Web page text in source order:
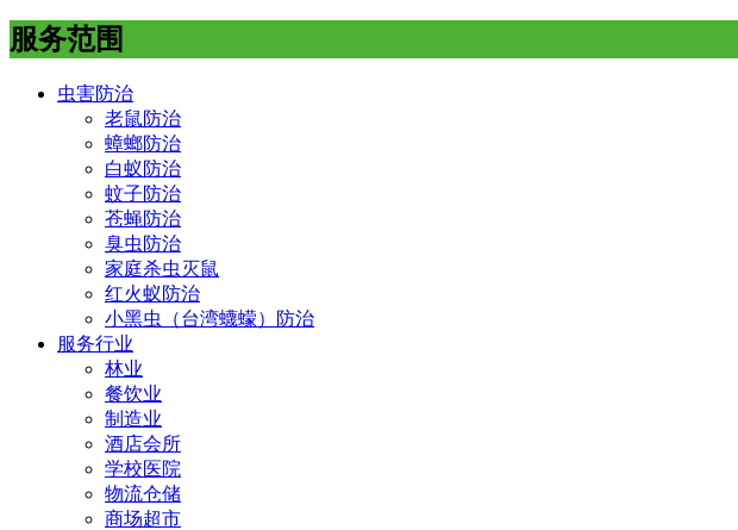
服务范围
虫害防治
老鼠防治
蟑螂防治
白蚁防治
蚊子防治
苍蝇防治
臭虫防治
家庭杀虫灭鼠
红火蚁防治
小黑虫（台湾蠛蠓）防治
服务行业
林业
餐饮业
制造业
酒店会所
学校医院
物流仓储
商场超市